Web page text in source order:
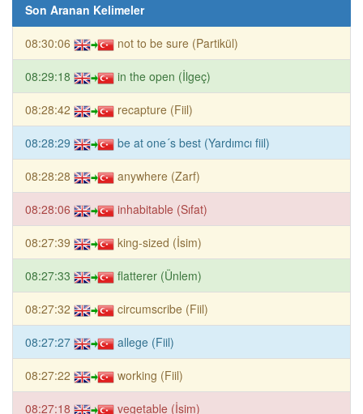
Son Aranan Kelimeler
08:30:06 not to be sure (Partikül)
08:29:18 in the open (İlgeç)
08:28:42 recapture (Fiil)
08:28:29 be at one´s best (Yardımcı fiil)
08:28:28 anywhere (Zarf)
08:28:06 inhabitable (Sıfat)
08:27:39 king-sized (İsim)
08:27:33 flatterer (Ünlem)
08:27:32 circumscribe (Fiil)
08:27:27 allege (Fiil)
08:27:22 working (Fiil)
08:27:18 vegetable (İsim)